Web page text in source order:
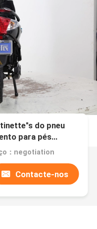
do pneu
para pés
：negotiation
Contacte-nos